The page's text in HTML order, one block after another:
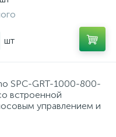
11
20
шт
SPC-GRT-1000-800-
встроенной
управлением и